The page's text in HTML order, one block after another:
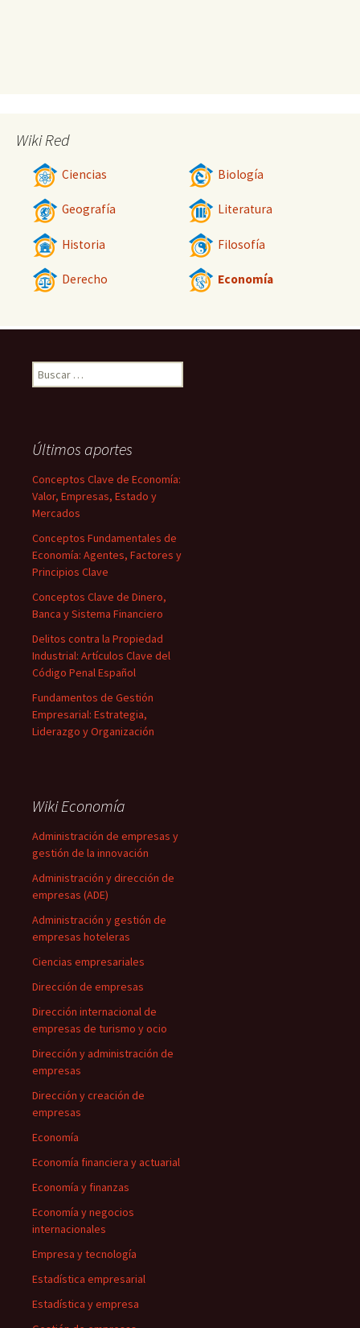
Wiki Red
Ciencias Biología
Geografía Literatura
Historia Filosofía
Derecho Economía
Buscar:
Últimos aportes
Conceptos Clave de Economía:
Valor, Empresas, Estado y
Mercados
Conceptos Fundamentales de
Economía: Agentes, Factores y
Principios Clave
Conceptos Clave de Dinero,
Banca y Sistema Financiero
Delitos contra la Propiedad
Industrial: Artículos Clave del
Código Penal Español
Fundamentos de Gestión
Empresarial: Estrategia,
Liderazgo y Organización
Wiki Economía
Administración de empresas y
gestión de la innovación
Administración y dirección de
empresas (ADE)
Administración y gestión de
empresas hoteleras
Ciencias empresariales
Dirección de empresas
Dirección internacional de
empresas de turismo y ocio
Dirección y administración de
empresas
Dirección y creación de
empresas
Economía
Economía financiera y actuarial
Economía y finanzas
Economía y negocios
internacionales
Empresa y tecnología
Estadística empresarial
Estadística y empresa